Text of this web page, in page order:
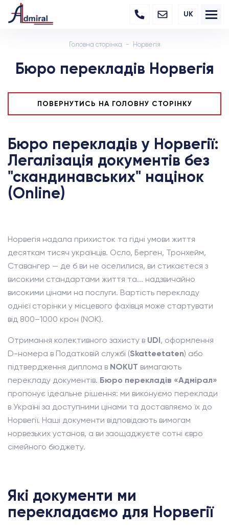
UK
Головна сторінка Норвегія
Бюро перекладів Норвегія
ПОВЕРНУТИСЬ НА ГОЛОВНУ СТОРІНКУ
Бюро перекладів у Норвегії:
Легалізація документів без
"скандинавських" націнок
(Online)
Норвегія надала прихисток та гідні умови життя
десяткам тисяч українців. Осло, Берген, Тронхейм,
Ставангер — де б ви не оселилися, ви стикаєтеся з
високими стандартами життя та... надзвичайно
високими цінами на послуги. Вартість перекладу
однієї сторінки у місцевого фахівця може стартувати
від 800–1000 крон (NOK).
Отримання колективного захисту в UDI, оформлення
D-номера в Податковій службі (Skatteetaten) або
підтвердження диплома в NOKUT вимагають
перекладу документів. Бюро перекладів «Адмірал»
пропонує ідеальне рішення: ми виконуємо переклади
в Україні за доступними цінами та доставляємо їх до
Норвегії. Наші документи відповідають вимогам
норвезьких установ, а ви заощаджуєте сотні євро
сімейного бюджету.
Які документи ми
перекладаємо для Норвегії